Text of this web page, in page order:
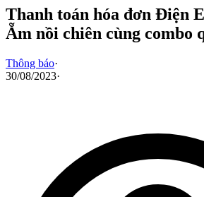
Thanh toán hóa đơn Điện
Ẵm nồi chiên cùng combo
Thông báo·
30/08/2023·